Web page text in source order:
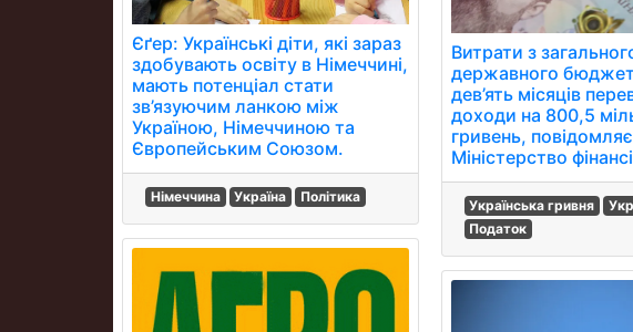
Єґер: Українські діти, які зараз
здобувають освіту в Німеччині,
мають потенціал стати
зв’язуючим ланкою між
Україною, Німеччиною та
Європейським Союзом.
Німеччина Україна Політика
Витрати з
державного
дев’ять місяців
доходи на 800,5
гривень, повідомляє
Міністерство
Українська гривня
Податок